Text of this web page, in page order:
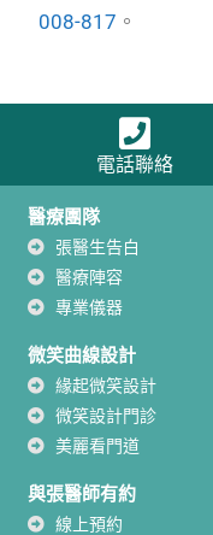
008-817 。
電話聯絡
醫療團隊
張醫生告白
醫療陣容
專業儀器
微笑曲線設計
緣起微笑設計
微笑設計門診
美麗看門道
與張醫師有約
線上預約